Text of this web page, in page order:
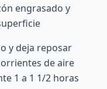
engrasado y
y deja reposar
de aire
1 a 1 1/2 horas